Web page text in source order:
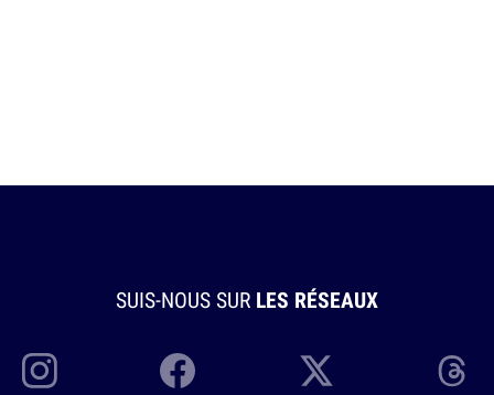
SUIS-NOUS SUR LES RÉSEAUX